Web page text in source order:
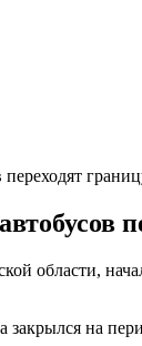
области,
на